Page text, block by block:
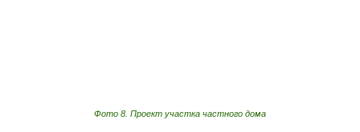
Фото 8. Проект участка частного дома